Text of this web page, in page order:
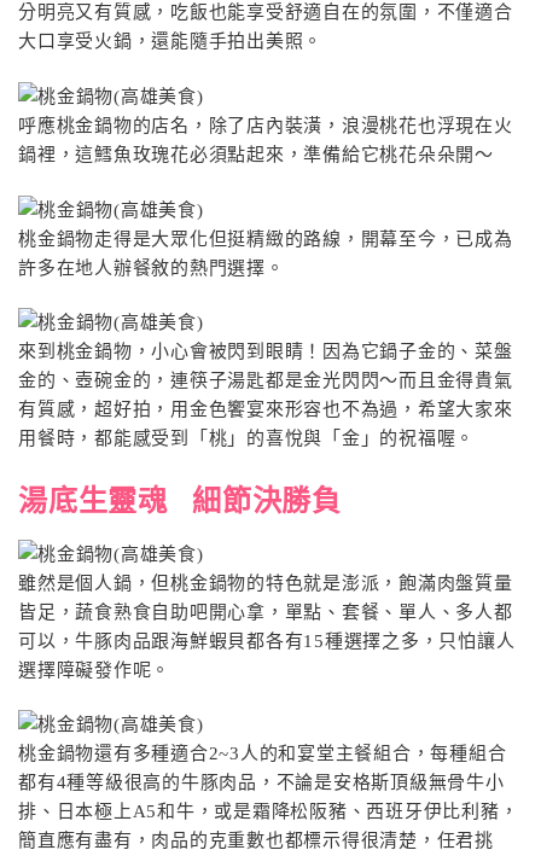
分明亮又有質感，吃飯也能享受舒適自在的氛圍，不僅適合
大口享受火鍋，還能隨手拍出美照。
呼應桃金鍋物的店名，除了店內裝潢，浪漫桃花也浮現在火
鍋裡，這鱈魚玫瑰花必須點起來，準備給它桃花朵朵開〜
桃金鍋物走得是大眾化但挺精緻的路線，開幕至今，已成為
許多在地人辦餐敘的熱門選擇。
來到桃金鍋物，小心會被閃到眼睛！因為它鍋子金的、菜盤
金的、壺碗金的，連筷子湯匙都是金光閃閃～而且金得貴氣
有質感，超好拍，用金色饗宴來形容也不為過，希望大家來
用餐時，都能感受到「桃」的喜悅與「金」的祝福喔。
湯底生靈魂 細節決勝負
雖然是個人鍋，但桃金鍋物的特色就是澎派，飽滿肉盤質量
皆足，蔬食熟食自助吧開心拿，單點、套餐、單人、多人都
可以，牛豚肉品跟海鮮蝦貝都各有15種選擇之多，只怕讓人
選擇障礙發作呢。
桃金鍋物還有多種適合2~3人的和宴堂主餐組合，每種組合
都有4種等級很高的牛豚肉品，不論是安格斯頂級無骨牛小
排、日本極上A5和牛，或是霜降松阪豬、西班牙伊比利豬，
簡直應有盡有，肉品的克重數也都標示得很清楚，任君挑